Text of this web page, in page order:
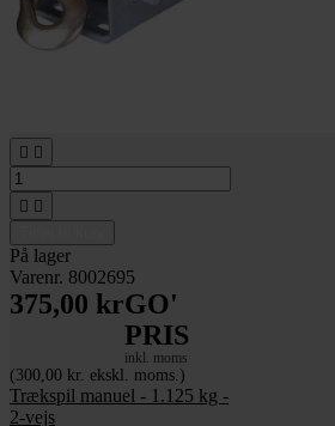
 
 
På lager
Varenr. 8002695
375,00 krGO'
PRIS
inkl. moms
(300,00 kr. ekskl. moms.)
Trækspil manuel - 1.125 kg -
2-vejs